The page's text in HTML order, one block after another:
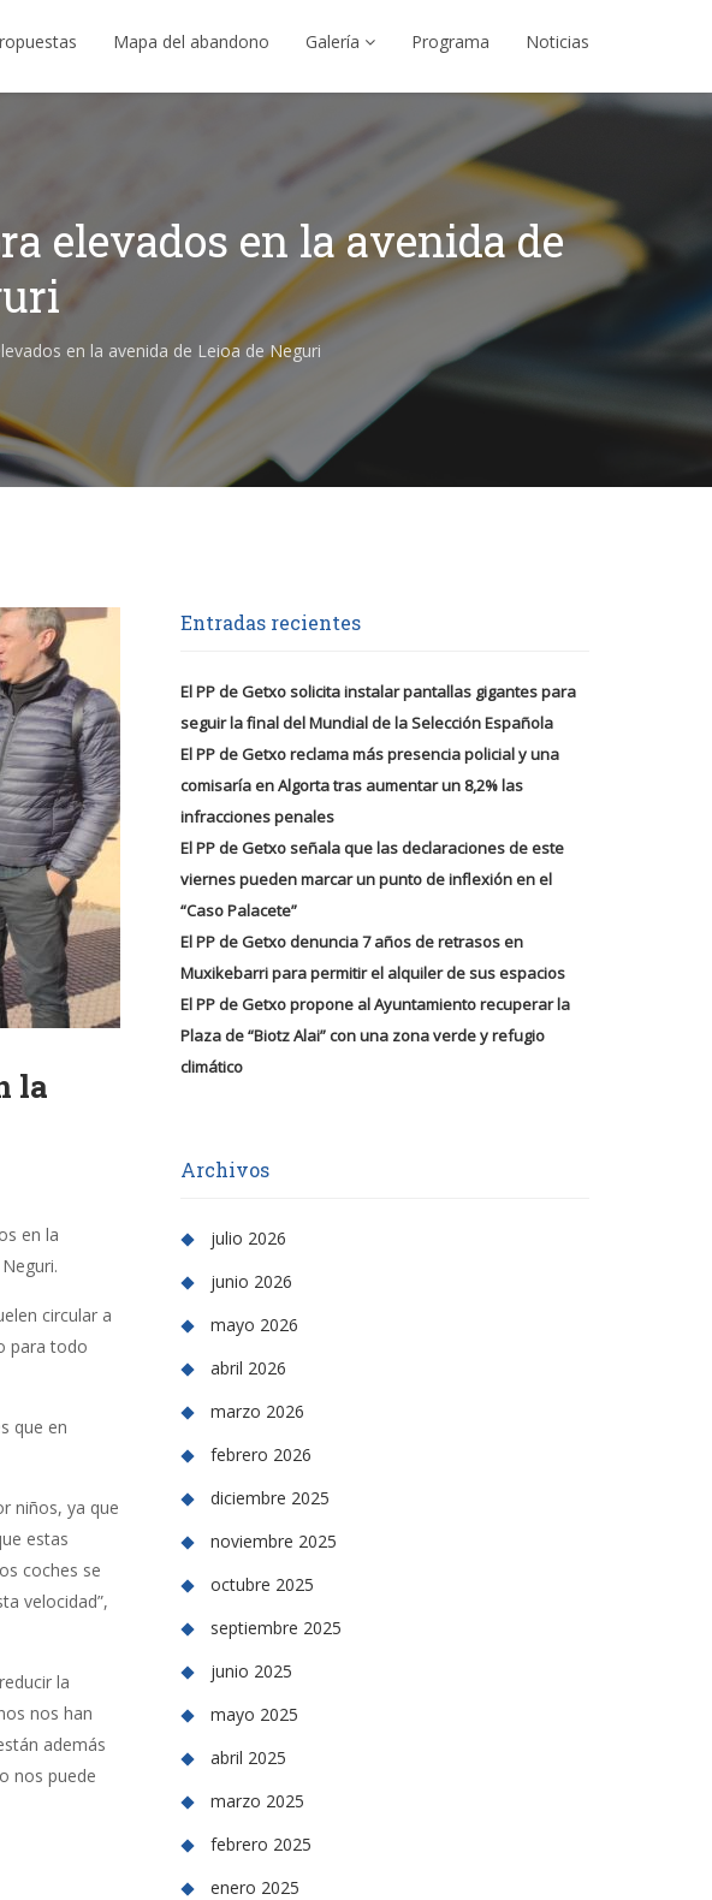
Mapa del abandono Galería Programa Noticias
elevados en la avenida de
en la avenida de Leioa de Neguri
la
en la
circular a
para todo
que en
niños, ya que
estas
coches se
velocidad”,
la
nos han
además
nos puede
Entradas recientes
El PP de Getxo solicita instalar pantallas gigantes para
seguir la final del Mundial de la Selección Española
El PP de Getxo reclama más presencia policial y una
comisaría en Algorta tras aumentar un 8,2% las
infracciones penales
El PP de Getxo señala que las declaraciones de este
viernes pueden marcar un punto de inflexión en el
“Caso Palacete”
El PP de Getxo denuncia 7 años de retrasos en
Muxikebarri para permitir el alquiler de sus espacios
El PP de Getxo propone al Ayuntamiento recuperar la
Plaza de “Biotz Alai” con una zona verde y refugio
climático
Archivos
julio 2026
junio 2026
mayo 2026
abril 2026
marzo 2026
febrero 2026
diciembre 2025
noviembre 2025
octubre 2025
septiembre 2025
junio 2025
mayo 2025
abril 2025
marzo 2025
febrero 2025
enero 2025